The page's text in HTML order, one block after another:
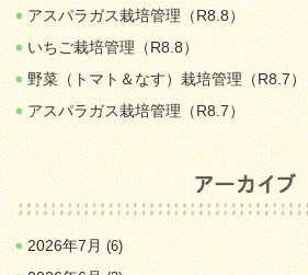
アスパラガス栽培管理（R8.8）
いちご栽培管理（R8.8）
野菜（トマト＆なす）栽培管理（R8.7）
アスパラガス栽培管理（R8.7）
2026年7月(6)